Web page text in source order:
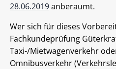
28.06.2019anberaumt.
Wer sich für dieses
Fachkundeprüfung
Taxi-/Mietwagenverkehr
Omnibusverkehr